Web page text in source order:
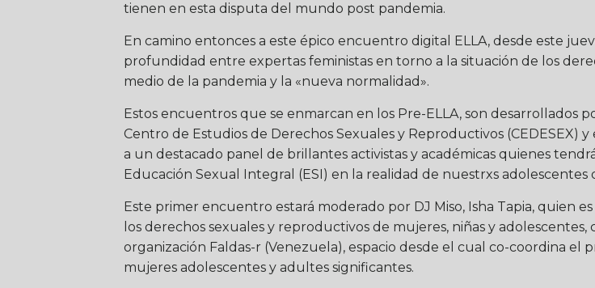
tienen en esta disputa del mundo post pandemia.
En camino entonces a este épico encuentro digital ELLA, desde este
profundidad entre expertas feministas en torno a la situación de los
medio de la pandemia y la «nueva normalidad».
Estos encuentros que se enmarcan en los Pre-ELLA, son desarrollados
Centro de Estudios de Derechos Sexuales y Reproductivos (CEDESEX)
a un destacado panel de brillantes activistas y académicas quienes
Educación Sexual Integral (ESI) en la realidad de nuestrxs
Este primer encuentro estará moderado por DJ Miso, Isha Tapia, quien
los derechos sexuales y reproductivos de mujeres, niñas y
organización Faldas-r (Venezuela), espacio desde el cual co-coordina el
mujeres adolescentes y adultes significantes.